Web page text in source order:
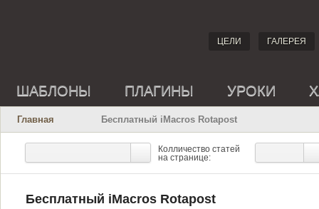
ЦЕЛИ ГАЛЕРЕЯ
ШАБЛОНЫ ПЛАГИНЫ УРОКИ
Главная Бесплатный iMacros Rotapost
Колличество статей
на странице:
Бесплатный iMacros Rotapost